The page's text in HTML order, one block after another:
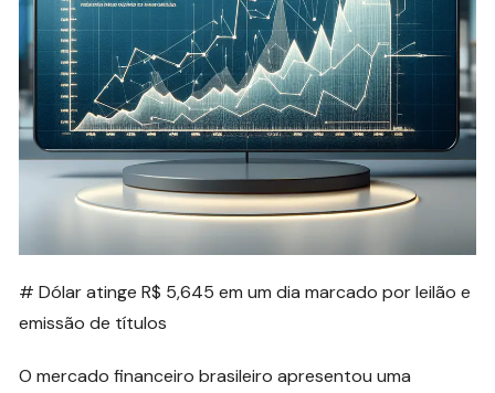
# Dólar atinge R$ 5,645 em um dia marcado por leilão e
emissão de títulos
O mercado financeiro brasileiro apresentou uma